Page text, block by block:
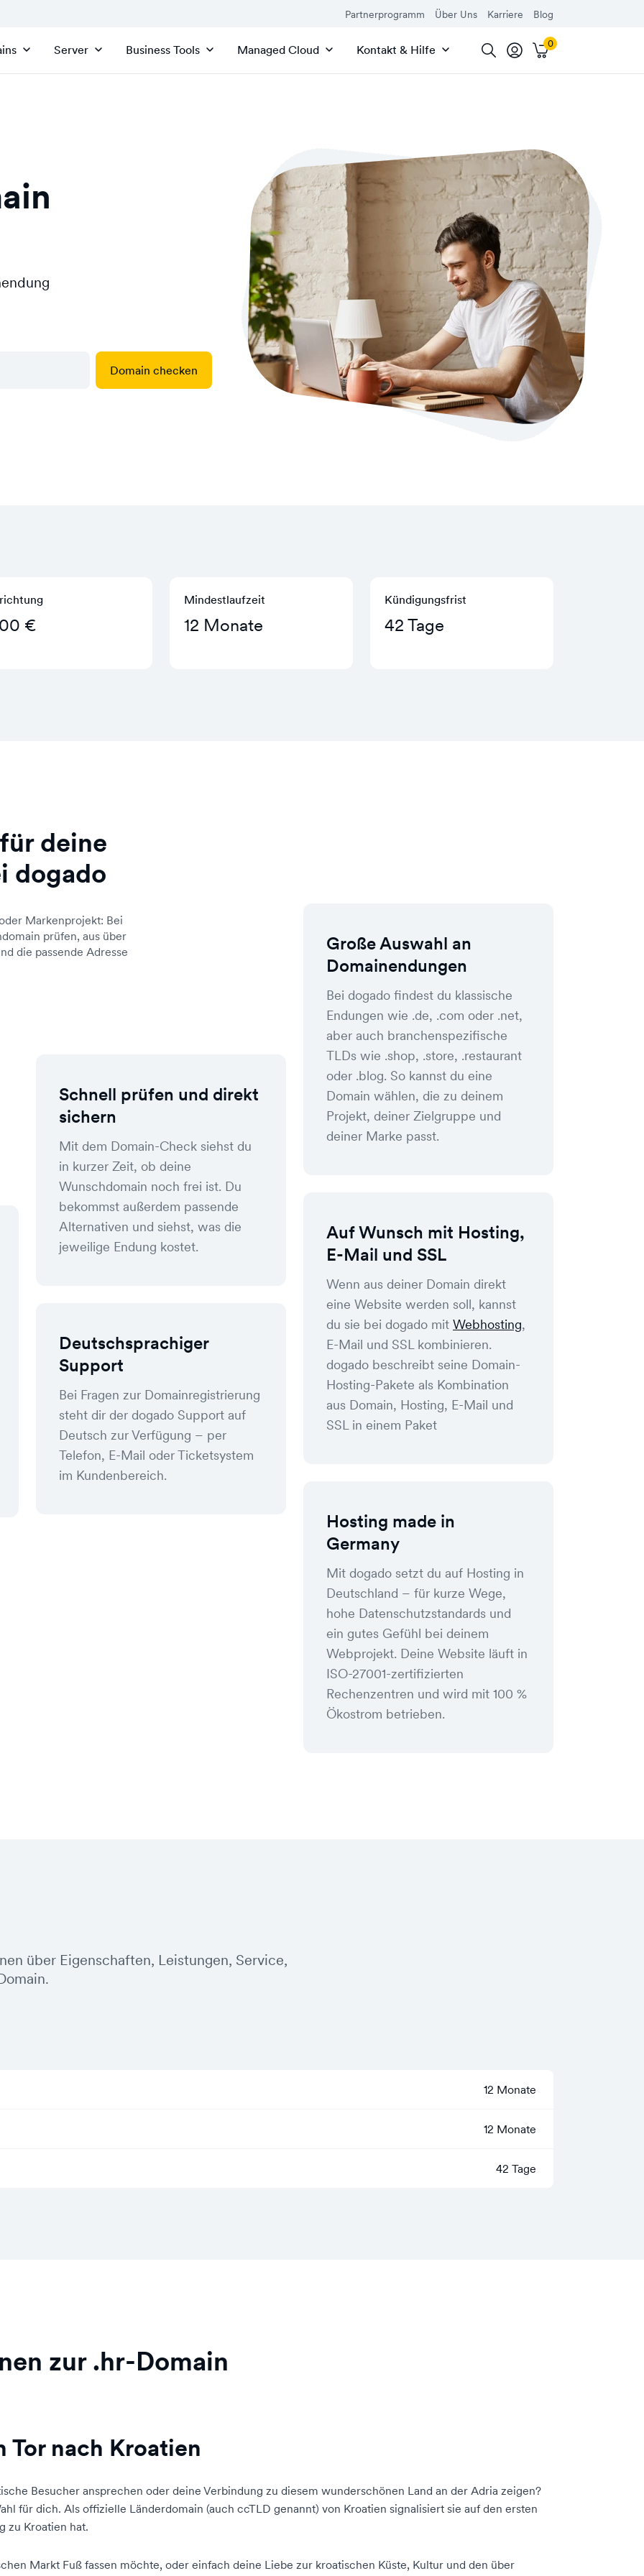
Partnerprogramm Über Uns Karriere Blog
Server Business Tools Managed Cloud Kontakt & Hilfe
Domain checken
€
Mindestlaufzeit
12 Monate
Kündigungs­frist
42 Tage
deine
dogado
Markenprojekt: Bei
prüfen, aus über
die passende Adresse
Schnell prüfen und direkt
sichern
Mit dem Domain-Check siehst du
in kurzer Zeit, ob deine
Wunschdomain noch frei ist. Du
bekommst außerdem passende
Alternativen und siehst, was die
jeweilige Endung kostet.
Deutschsprachiger
Support
Bei Fragen zur Domainregistrierung
steht dir der dogado Support auf
Deutsch zur Verfügung – per
Telefon, E-Mail oder Ticketsystem
im Kundenbereich.
Große Auswahl an
Domainendungen
Bei dogado findest du klassische
Endungen wie .de, .com oder .net,
aber auch branchenspezifische
TLDs wie .shop, .store, .restaurant
oder .blog. So kannst du eine
Domain wählen, die zu deinem
Projekt, deiner Zielgruppe und
deiner Marke passt.
Auf Wunsch mit Hosting,
E-Mail und SSL
Wenn aus deiner Domain direkt
eine Website werden soll, kannst
du sie bei dogado mit Webhosting,
E-Mail und SSL kombinieren.
dogado beschreibt seine Domain-
Hosting-Pakete als Kombination
aus Domain, Hosting, E-Mail und
SSL in einem Paket
Hosting made in
Germany
Mit dogado setzt du auf Hosting in
Deutschland – für kurze Wege,
hohe Datenschutzstandards und
ein gutes Gefühl bei deinem
Webprojekt. Deine Website läuft in
ISO-27001-zertifizierten
Rechenzentren und wird mit 100 %
Ökostrom betrieben.
über Eigenschaften, Leistungen, Service,
12 Monate
12 Monate
42 Tage
zur .hr-Domain
Tor nach Kroatien
Besucher ansprechen oder deine Verbindung zu diesem wunderschönen Land an der Adria zeigen?
für dich. Als offizielle Länderdomain (auch ccTLD genannt) von Kroatien signalisiert sie auf den ersten
zu Kroatien hat.
Markt Fuß fassen möchte, oder einfach deine Liebe zur kroatischen Küste, Kultur und den über